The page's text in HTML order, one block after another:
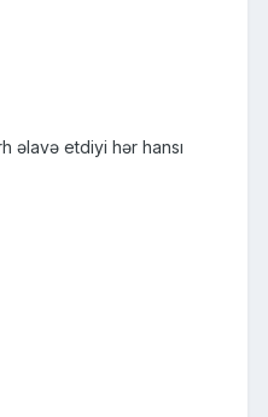
əlavə etdiyi hər hansı